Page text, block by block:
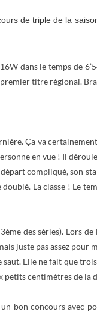
de triple de la
dans le temps de
titre régional.
Ça va
en vue ! Il
compliqué,
La classe ! Le
des séries). Lors
juste pas assez pour
Elle ne fait que
centimètres de
bon concours avec